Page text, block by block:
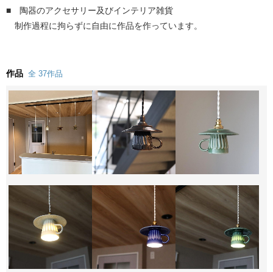
■ 陶器のアクセサリー及びインテリア雑貨
制作過程に拘らずに自由に作品を作っています。
作品 全 37作品